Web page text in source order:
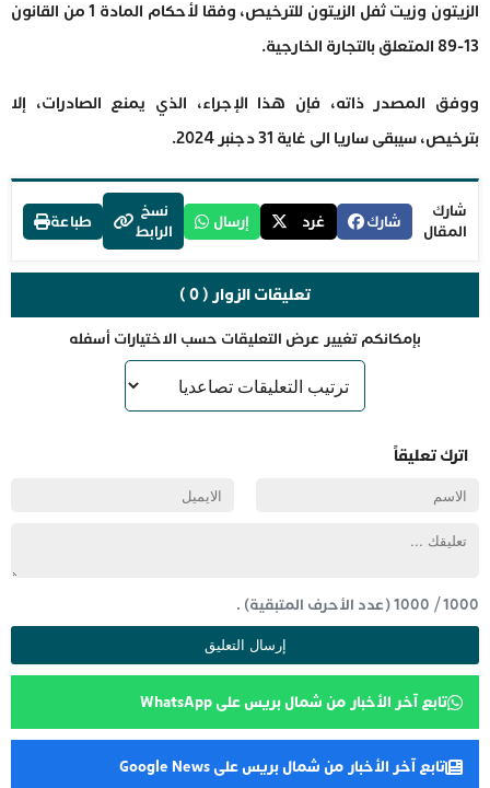
الزيتون وزيت ثفل الزيتون للترخيص، وفقا لأحكام المادة 1 من القانون
13-89 المتعلق بالتجارة الخارجية.
ووفق المصدر ذاته، فإن هذا الإجراء، الذي يمنع الصادرات، إلا
بترخيص، سيبقى ساريا الى غاية 31 دجنبر 2024.
شارك
المقال
شارك غرد إرسال
نسخ
الرابط
طباعة
تعليقات الزوار ( 0 )
بإمكانكم تغيير عرض التعليقات حسب الاختيارات أسفله
اترك تعليقاً
1000
/
1000(عدد الأحرف المتبقية) .
تابع آخر الأخبار من شمال بريس على WhatsApp
تابع آخر الأخبار من شمال بريس على Google News